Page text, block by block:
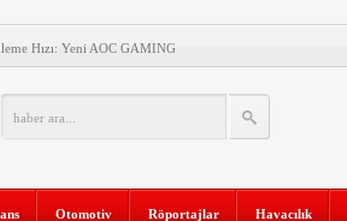
Hızı: Yeni AOC GAMING
Konsept Telefonunu
HONOR Magic V6’yı
Şirketi Araştırması”
2. Defa Büyüyor
Otomotiv Röportajlar Havacılık